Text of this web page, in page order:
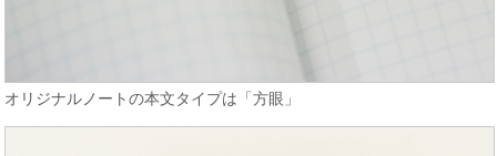
オリジナルノートの本文タイプは「方眼」